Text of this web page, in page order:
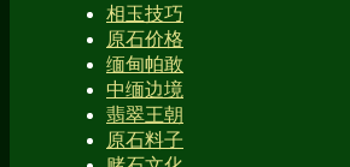
相玉技巧
原石价格
缅甸帕敢
中缅边境
翡翠王朝
原石料子